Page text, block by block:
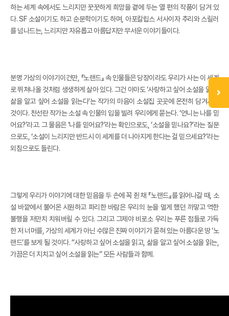
하는 세계 속에서도 느리지만 꿋꿋하게 희망을 곁에 두는 열 편의 작품이 담겨 있
다. SF 소설이기도 하고 순문학이기도 하며, 아포칼립스 서사이자 추리와 스릴러
를 넘나드는, 느리지만 자유롭고 아름답지만 무서운 이야기들이다.
분명 가상의 이야기이건만, 『노랜드』 속 인물들은 당장이라도 우리가 사는 이 세계
로 뛰쳐나올 것처럼 생생하게 살아 있다. 그건 아마도 ‘사랑하고 싶어 소설을 읽고,
삶을 알고 싶어 소설을 읽는다’는 작가의 마음이 소설집 곳곳에 온전히 담겨서일
것이다. 천선란 작가는 소설 속 인물의 입을 빌려 우리에게 묻는다. ‘언니는 나를 믿
어요?’라고. 그 물음은 ‘나를 믿어요?’라는 확인으로도, ‘소설을 믿나요?’라는 질문
으로도, ‘소설이 느리지만 반드시 이 세계를 더 나아지게 한다는 걸 믿으세요?’라는
외침으로도 들린다.
그렇게 우리가 이야기에 대한 믿음을 두 손에 꼭 쥔 채 『노랜드』를 읽어나갈 때, 소
설 바깥에서 불어온 시원하고 파리한 바람은 우리의 눈을 멀게 했던 까맣고 역한
불행을 저만치 치워버릴 수 있다. 그리고 그제야 비로소 우리는 푸른 점들로 가득
한 저 너머를, 가상의 세계가 아닌 수많은 진짜 이야기가 묻혀 있는 아름다운 땅 ‘노
랜드’를 보게 될 것이다. “사랑하고 싶어 소설을 읽고, 삶을 알고 싶어 소설을 읽는,
가끔은 더 지치고 싶어 소설을 읽는” 모든 사람들과 함께.